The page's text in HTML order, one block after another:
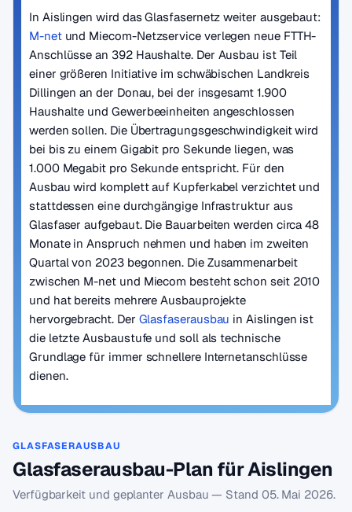
In Aislingen wird das Glasfasernetz weiter ausgebaut:
M-netund Miecom-Netzservice verlegen neue FTTH-
Anschlüsse an 392 Haushalte. Der Ausbau ist Teil
einer größeren Initiative im schwäbischen Landkreis
Dillingen an der Donau, bei der insgesamt 1.900
Haushalte und Gewerbeeinheiten angeschlossen
werden sollen. Die Übertragungsgeschwindigkeit wird
bei bis zu einem Gigabit pro Sekunde liegen, was
1.000 Megabit pro Sekunde entspricht. Für den
Ausbau wird komplett auf Kupferkabel verzichtet und
stattdessen eine durchgängige Infrastruktur aus
Glasfaser aufgebaut. Die Bauarbeiten werden circa 48
Monate in Anspruch nehmen und haben im zweiten
Quartal von 2023 begonnen. Die Zusammenarbeit
zwischen M-net und Miecom besteht schon seit 2010
und hat bereits mehrere Ausbauprojekte
hervorgebracht. Der Glasfaserausbau in Aislingen ist
die letzte Ausbaustufe und soll als technische
Grundlage für immer schnellere Internetanschlüsse
dienen.
GLASFASERAUSBAU
Glasfaserausbau-Plan für Aislingen
Verfügbarkeit und geplanter Ausbau — Stand 05. Mai 2026.